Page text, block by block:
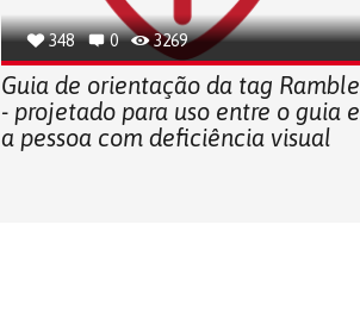
348 0 3269
Guia de orientação da tag Ramble
- projetado para uso entre o guia e
a pessoa com deficiência visual